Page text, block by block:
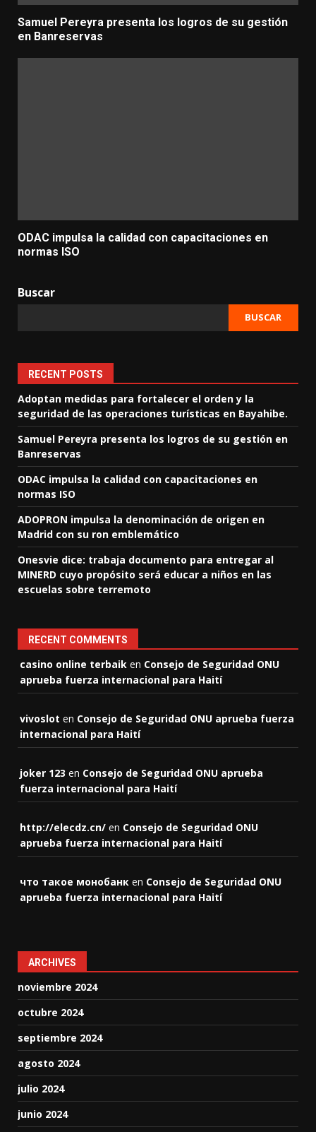
Samuel Pereyra presenta los logros de su gestión
en Banreservas
ODAC impulsa la calidad con capacitaciones en
normas ISO
Buscar
BUSCAR
RECENT POSTS
Adoptan medidas para fortalecer el orden y la
seguridad de las operaciones turísticas en Bayahibe.
Samuel Pereyra presenta los logros de su gestión en
Banreservas
ODAC impulsa la calidad con capacitaciones en
normas ISO
ADOPRON impulsa la denominación de origen en
Madrid con su ron emblemático
Onesvie dice: trabaja documento para entregar al
MINERD cuyo propósito será educar a niños en las
escuelas sobre terremoto
RECENT COMMENTS
casino online terbaik en Consejo de Seguridad ONU
aprueba fuerza internacional para Haití
vivoslot en Consejo de Seguridad ONU aprueba fuerza
internacional para Haití
joker 123 en Consejo de Seguridad ONU aprueba
fuerza internacional para Haití
http://elecdz.cn/ en Consejo de Seguridad ONU
aprueba fuerza internacional para Haití
что такое монобанк en Consejo de Seguridad ONU
aprueba fuerza internacional para Haití
ARCHIVES
noviembre 2024
octubre 2024
septiembre 2024
agosto 2024
julio 2024
junio 2024